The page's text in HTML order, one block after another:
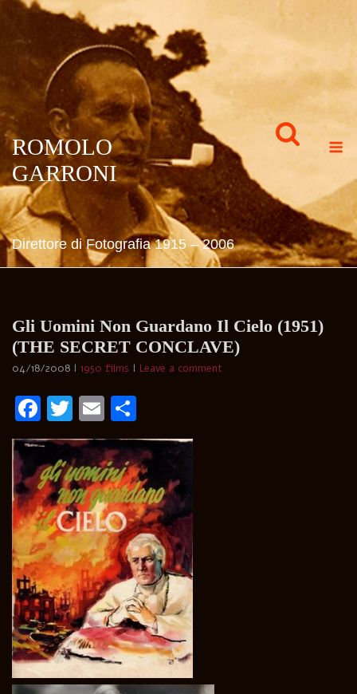
ROMOLO
GARRONI
Direttore di Fotografia 1915 – 2006
Gli Uomini Non Guardano Il Cielo (1951)
(THE SECRET CONCLAVE)
04/18/2008 1950 films Leave a comment
Facebook
Twitter
Email